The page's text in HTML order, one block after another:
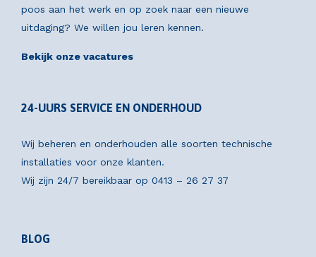
poos aan het werk en op zoek naar een nieuwe
uitdaging? We willen jou leren kennen.
Bekijk onze vacatures
24-UURS SERVICE EN ONDERHOUD
Wij beheren en onderhouden alle soorten technische
installaties voor onze klanten.
Wij zijn 24/7 bereikbaar op 0413 – 26 27 37
BLOG